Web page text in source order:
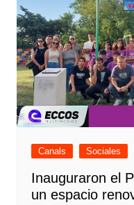
Canals Sociales
Inauguraron el
un espacio